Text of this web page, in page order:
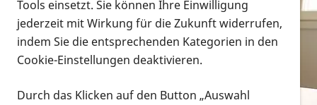
Infomaterial
Infomaterial
Vorlesen
Tools einsetzt. Sie können Ihre Einwilligung
jederzeit mit Wirkung für die Zukunft widerrufen,
indem Sie die entsprechenden Kategorien in den
Cookie-Einstellungen deaktivieren.
Durch das Klicken auf den Button „Auswahl